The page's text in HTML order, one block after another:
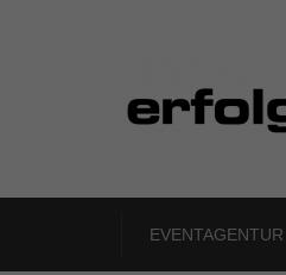
EVENTAGENTUR